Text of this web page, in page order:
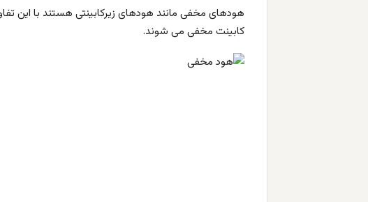
هودهای مخفی مانند هودهای زیرکابینتی هستند با این
کابینت مخفی می شوند.